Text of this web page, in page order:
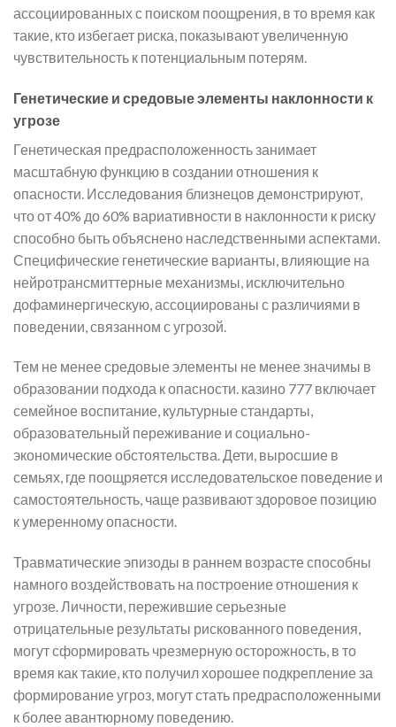
ассоциированных с поиском поощрения, в то время как
такие, кто избегает риска, показывают увеличенную
чувствительность к потенциальным потерям.
Генетические и средовые элементы наклонности к
угрозе
Генетическая предрасположенность занимает
масштабную функцию в создании отношения к
опасности. Исследования близнецов демонстрируют,
что от 40% до 60% вариативности в наклонности к риску
способно быть объяснено наследственными аспектами.
Специфические генетические варианты, влияющие на
нейротрансмиттерные механизмы, исключительно
дофаминергическую, ассоциированы с различиями в
поведении, связанном с угрозой.
Тем не менее средовые элементы не менее значимы в
образовании подхода к опасности. казино 777 включает
семейное воспитание, культурные стандарты,
образовательный переживание и социально-
экономические обстоятельства. Дети, выросшие в
семьях, где поощряется исследовательское поведение и
самостоятельность, чаще развивают здоровое позицию
к умеренному опасности.
Травматические эпизоды в раннем возрасте способны
намного воздействовать на построение отношения к
угрозе. Личности, пережившие серьезные
отрицательные результаты рискованного поведения,
могут сформировать чрезмерную осторожность, в то
время как такие, кто получил хорошее подкрепление за
формирование угроз, могут стать предрасположенными
к более авантюрному поведению.